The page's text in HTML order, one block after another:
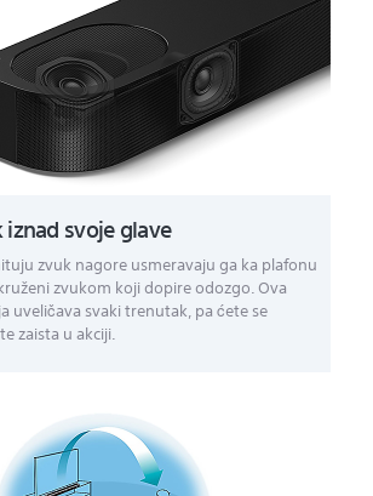
svoje glave
zvuk nagore usmeravaju ga ka plafonu
zvukom koji dopire odozgo. Ova
uveličava svaki trenutak, pa ćete se
zaista u akciji.